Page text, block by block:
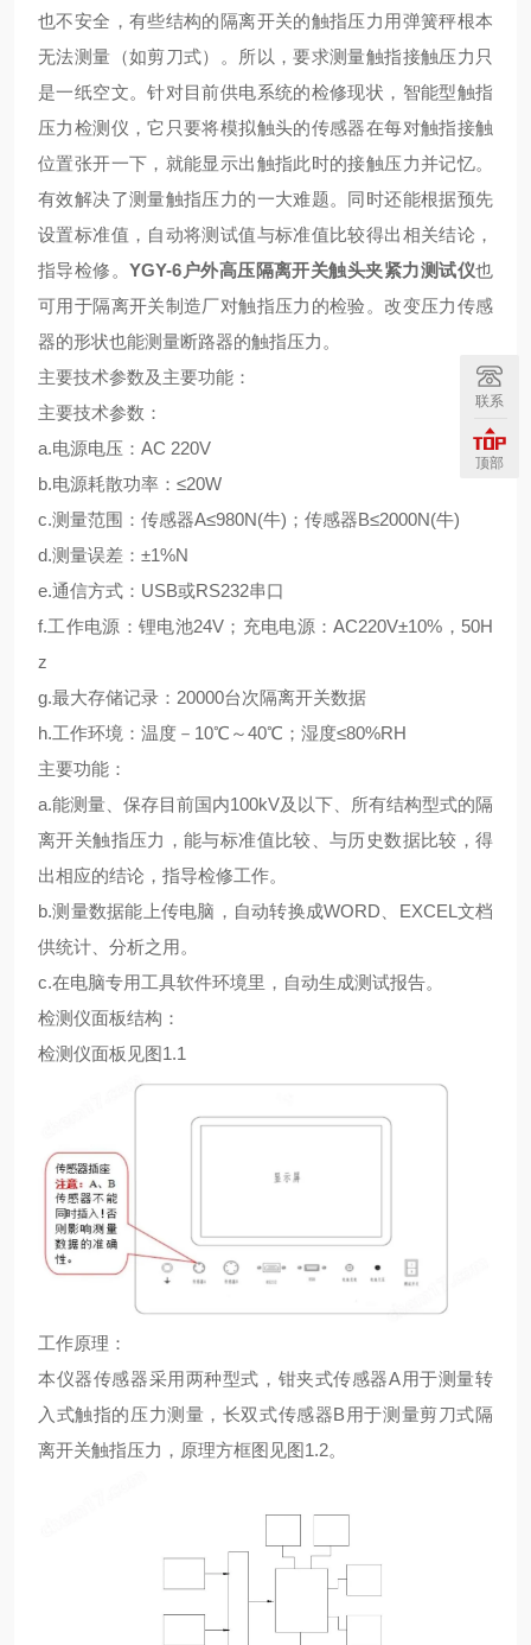
也不安全，有些结构的隔离开关的触指压力用弹簧秤根本
无法测量（如剪刀式）。所以，要求测量触指接触压力只
是一纸空文。针对目前供电系统的检修现状，智能型触指
压力检测仪，它只要将模拟触头的传感器在每对触指接触
位置张开一下，就能显示出触指此时的接触压力并记忆。
有效解决了测量触指压力的一大难题。同时还能根据预先
设置标准值，自动将测试值与标准值比较得出相关结论，
指导检修。YGY-6户外高压隔离开关触头夹紧力测试仪也
可用于隔离开关制造厂对触指压力的检验。改变压力传感
器的形状也能测量断路器的触指压力。
主要技术参数及主要功能：
主要技术参数：
a.电源电压：AC 220V
b.电源耗散功率：≤20W
c.测量范围：传感器A≤980N(牛)；传感器B≤2000N(牛)
d.测量误差：±1%N
e.通信方式：USB或RS232串口
f.工作电源：锂电池24V；充电电源：AC220V±10%，50H
z
g.最大存储记录：20000台次隔离开关数据
h.工作环境：温度－10℃～40℃；湿度≤80%RH
主要功能：
a.能测量、保存目前国内100kV及以下、所有结构型式的隔
离开关触指压力，能与标准值比较、与历史数据比较，得
出相应的结论，指导检修工作。
b.测量数据能上传电脑，自动转换成WORD、EXCEL文档
供统计、分析之用。
c.在电脑专用工具软件环境里，自动生成测试报告。
检测仪面板结构：
检测仪面板见图1.1
工作原理：
本仪器传感器采用两种型式，钳夹式传感器A用于测量转
入式触指的压力测量，长双式传感器B用于测量剪刀式隔
离开关触指压力，原理方框图见图1.2。
联系
顶部